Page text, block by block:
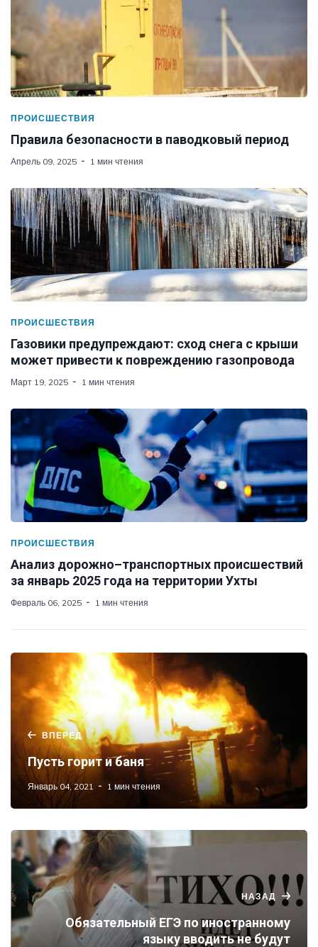
ПРОИСШЕСТВИЯ
Правила безопасности в паводковый период
Апрель 09, 2025 1 мин чтения
ПРОИСШЕСТВИЯ
Газовики предупреждают: сход снега с крыши
может привести к повреждению газопровода
Март 19, 2025 1 мин чтения
ПРОИСШЕСТВИЯ
Анализ дорожно–транспортных происшествий
за январь 2025 года на территории Ухты
Февраль 06, 2025 1 мин чтения
ВПЕРЕД
Пусть горит и баня
Январь 04, 2021 1 мин чтения
НАЗАД
Обязательный ЕГЭ по иностранному
языку вводить не будут